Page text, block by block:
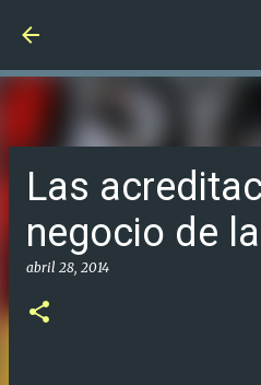
Las
negocio de
abril 28, 2014